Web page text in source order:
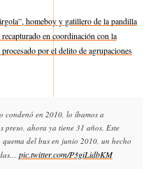
homeboy y gatillero de la pandilla
en coordinación con la
por el delito de agrupaciones
condenó en 2010, lo íbamos a
preso, ahora ya tiene 31 años. Este
del bus en junio 2010, un hecho
pic.twitter.com/P3giLidbKM